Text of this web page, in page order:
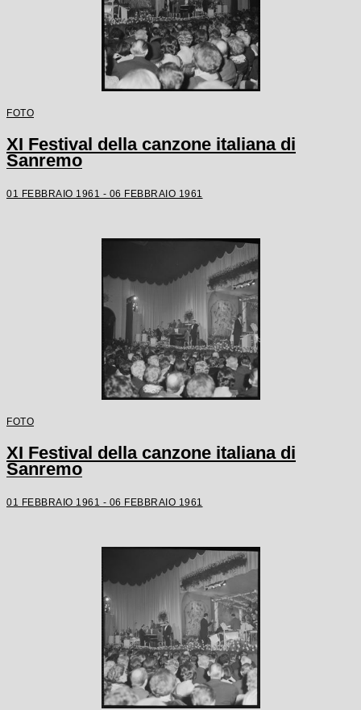
FOTO
XI Festival della canzone italiana di
Sanremo
01 FEBBRAIO 1961 - 06 FEBBRAIO 1961
FOTO
XI Festival della canzone italiana di
Sanremo
01 FEBBRAIO 1961 - 06 FEBBRAIO 1961